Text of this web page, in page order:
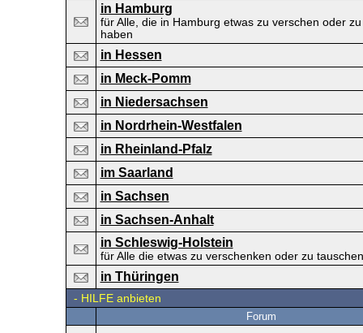
in Hamburg
für Alle, die in Hamburg etwas zu verschen oder
haben
in Hessen
in Meck-Pomm
in Niedersachsen
in Nordrhein-Westfalen
in Rheinland-Pfalz
im Saarland
in Sachsen
in Sachsen-Anhalt
in Schleswig-Holstein
für Alle die etwas zu verschenken oder zu
in Thüringen
- HILFE anbieten
Forum